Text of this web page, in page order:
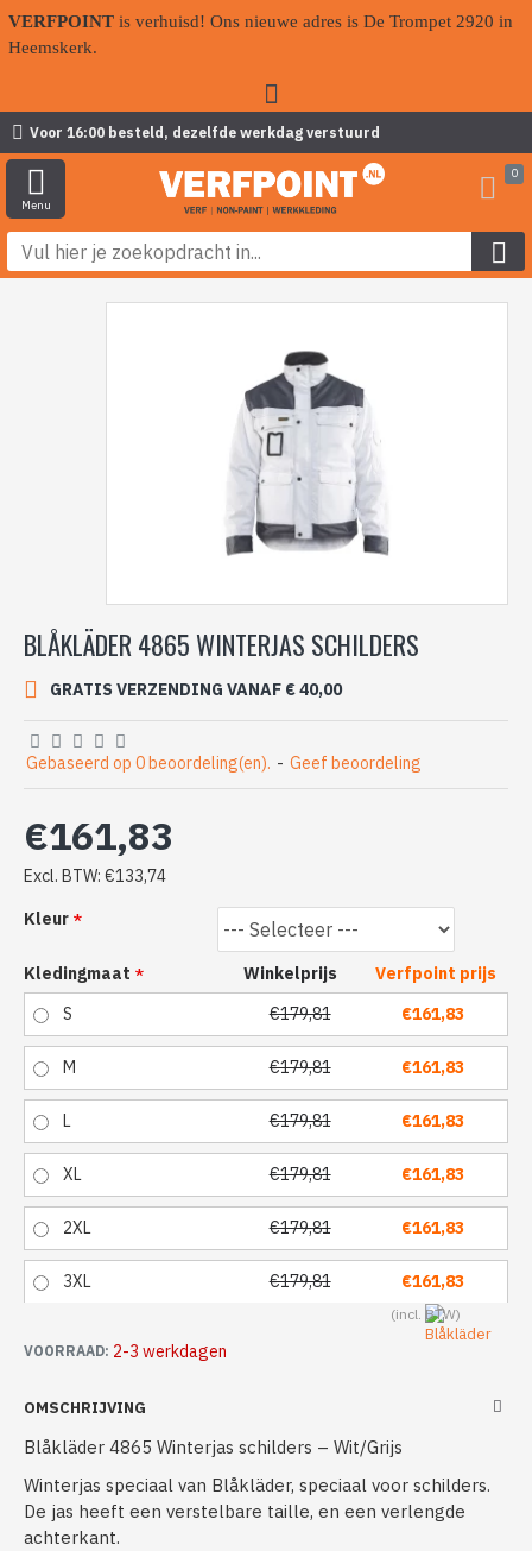
VERFPOINT is verhuisd! Ons nieuwe adres is De Trompet 2920 in
Heemskerk.
Voor 16:00 besteld, dezelfde werkdag verstuurd
0
BLÅKLÄDER 4865 WINTERJAS SCHILDERS
GRATIS VERZENDING VANAF € 40,00
VOORRAAD: 2-3 werkdagen
Gebaseerd op 0 beoordeling(en). - Geef beoordeling
€161,83
Excl. BTW: €133,74
Kleur
Kledingmaat Winkelprijs
Verfpoint prijs
€179,81
€161,83
S
€179,81 €161,83
M
€179,81 €161,83
L
€179,81 €161,83
XL
€179,81 €161,83
2XL
€179,81 €161,83
3XL
OMSCHRIJVING
Blåkläder 4865 Winterjas schilders – Wit/Grijs
Winterjas speciaal van Blåkläder, speciaal voor schilders.
De jas heeft een verstelbare taille, en een verlengde
achterkant.